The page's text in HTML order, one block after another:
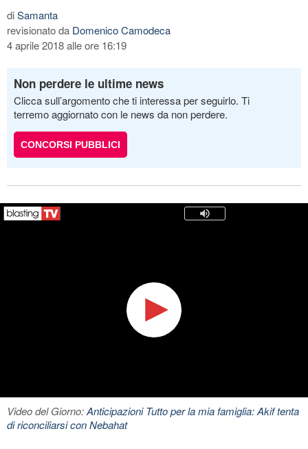
diSamanta
revisionato da Domenico Camodeca
4 aprile 2018 alle ore 16:19
Non perdere le ultime news
Clicca sull’argomento che ti interessa per seguirlo. Ti
terremo aggiornato con le news da non perdere.
CONCORSI PUBBLICI
Video del Giorno:Anticipazioni Tutto per la mia famiglia: Akif tenta
di riconciliarsi con Nebahat